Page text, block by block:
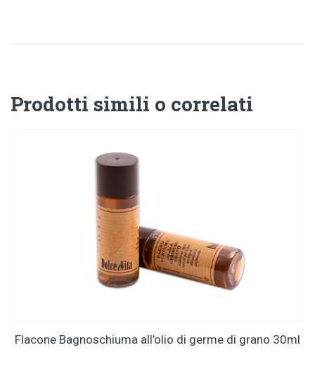
Prodotti simili o correlati
Flacone Bagnoschiuma all’olio di germe di grano 30ml